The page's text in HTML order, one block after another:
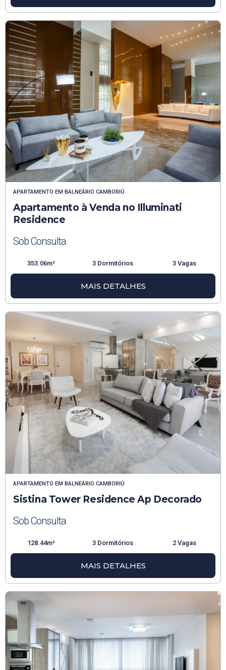
APARTAMENTO EM BALNEÁRIO CAMBORIÚ
Apartamento à Venda no Illuminati
Residence
Sob Consulta
353.06m² 3 Dormitórios 3 Vagas
MAIS DETALHES
APARTAMENTO EM BALNEÁRIO CAMBORIÚ
Sistina Tower Residence Ap Decorado
Sob Consulta
128.44m² 3 Dormitórios 2 Vagas
MAIS DETALHES